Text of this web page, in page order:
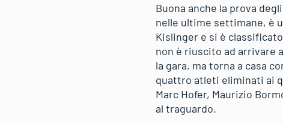
Buona anche la prova
nelle ultime settimane, è
Kislinger e si è
non è riuscito ad arrivare
la gara, ma torna a casa
quattro atleti eliminati ai
Marc Hofer, Maurizio
al traguardo.